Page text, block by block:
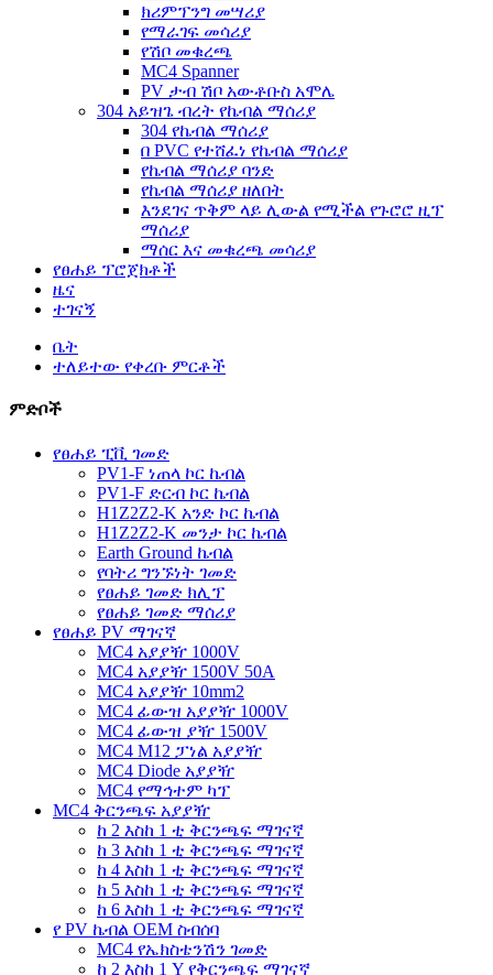
ክሪምፕንግ መሣሪያ
የማራገፍ መሳሪያ
የሽቦ መቁረጫ
MC4 Spanner
PV ታብ ሽቦ አውቶቡስ አሞሌ
304 አይዝጌ ብረት የኬብል ማሰሪያ
304 የኬብል ማሰሪያ
በ PVC የተሸፈነ የኬብል ማሰሪያ
የኬብል ማሰሪያ ባንድ
የኬብል ማሰሪያ ዘለበት
እንደገና ጥቅም ላይ ሊውል የሚችል የጉሮሮ ዚፕ
ማሰሪያ
ማሰር እና መቁረጫ መሳሪያ
የፀሐይ ፕሮጀክቶች
ዜና
ተገናኝ
ቤት
ተለይተው የቀረቡ ምርቶች
ምድቦች
የፀሐይ ፒቪ ገመድ
PV1-F ነጠላ ኮር ኬብል
PV1-F ድርብ ኮር ኬብል
H1Z2Z2-K አንድ ኮር ኬብል
H1Z2Z2-K መንታ ኮር ኬብል
Earth Ground ኬብል
የባትሪ ግንኙነት ገመድ
የፀሐይ ገመድ ክሊፕ
የፀሐይ ገመድ ማሰሪያ
የፀሐይ PV ማገናኛ
MC4 አያያዥ 1000V
MC4 አያያዥ 1500V 50A
MC4 አያያዥ 10mm2
MC4 ፊውዝ አያያዥ 1000V
MC4 ፊውዝ ያዥ 1500V
MC4 M12 ፓነል አያያዥ
MC4 Diode አያያዥ
MC4 የማኅተም ካፕ
MC4 ቅርንጫፍ አያያዥ
ከ 2 እስከ 1 ቲ ቅርንጫፍ ማገናኛ
ከ 3 እስከ 1 ቲ ቅርንጫፍ ማገናኛ
ከ 4 እስከ 1 ቲ ቅርንጫፍ ማገናኛ
ከ 5 እስከ 1 ቲ ቅርንጫፍ ማገናኛ
ከ 6 እስከ 1 ቲ ቅርንጫፍ ማገናኛ
የ PV ኬብል OEM ስብሰባ
MC4 የኤክስቴንሽን ገመድ
ከ 2 እስከ 1 Y የቅርንጫፍ ማገናኛ